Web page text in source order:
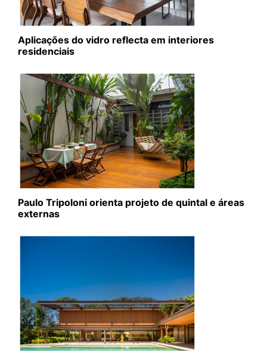
Aplicações do vidro reflecta em interiores
residenciais
Paulo Tripoloni orienta projeto de quintal e áreas
externas